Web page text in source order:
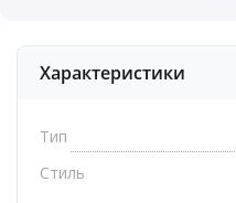
Характеристики
Тип
Стиль